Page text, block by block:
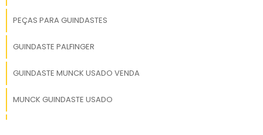
PEÇAS PARA GUINDASTES
GUINDASTE PALFINGER
GUINDASTE MUNCK USADO VENDA
MUNCK GUINDASTE USADO